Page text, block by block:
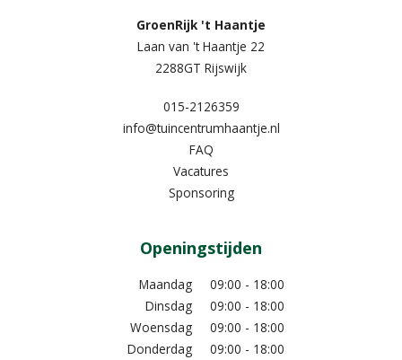
GroenRijk 't Haantje
Laan van 't Haantje 22
2288GT Rijswijk
015-2126359
info@tuincentrumhaantje.nl
FAQ
Vacatures
Sponsoring
Openingstijden
Maandag
09:00 - 18:00
Dinsdag
09:00 - 18:00
Woensdag
09:00 - 18:00
Donderdag
09:00 - 18:00